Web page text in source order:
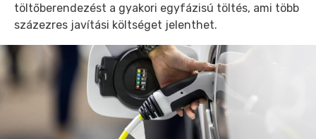
töltőberendezést a gyakori egyfázisú töltés, ami több
százezres javítási költséget jelenthet.